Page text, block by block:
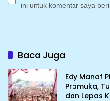
ini untuk komentar saya
Baca Juga
Edy Manaf
Pramuka,
dan Lepas